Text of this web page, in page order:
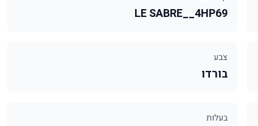
LE SABRE__4HP69
צבע
בורדו
בעלות